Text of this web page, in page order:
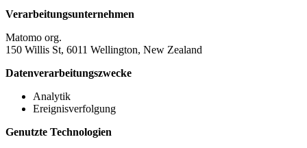
Verarbeitungsunternehmen
Matomo org.
150 Willis St, 6011 Wellington, New Zealand
Datenverarbeitungszwecke
Analytik
Ereignisverfolgung
Genutzte Technologien